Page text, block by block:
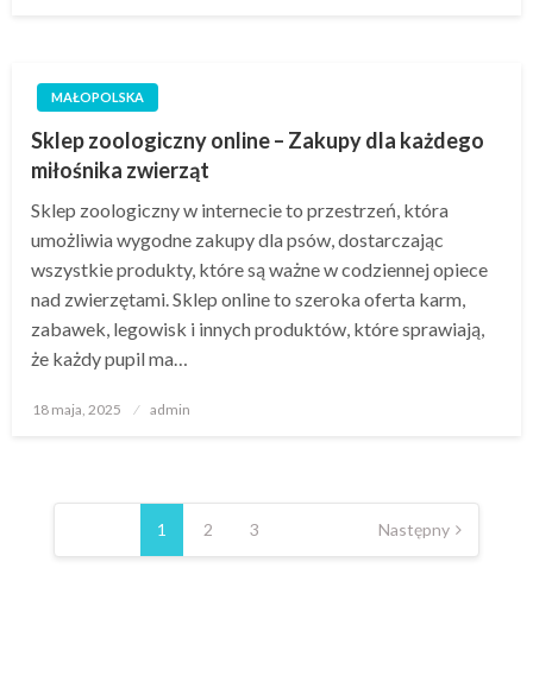
MAŁOPOLSKA
Sklep zoologiczny online – Zakupy dla każdego
miłośnika zwierząt
Sklep zoologiczny w internecie to przestrzeń, która
umożliwia wygodne zakupy dla psów, dostarczając
wszystkie produkty, które są ważne w codziennej opiece
nad zwierzętami. Sklep online to szeroka oferta karm,
zabawek, legowisk i innych produktów, które sprawiają,
że każdy pupil ma…
Opublikowane
18 maja, 2025 admin
Nawigacja
wpisach
1 2 3 Następny